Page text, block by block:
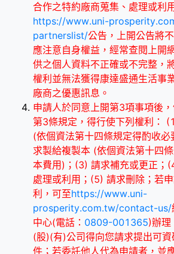
合作之特約廠商蒐集、處理或利
https://www.uni-
partnerslist/公告，上開公告將
應注意自身權益，經常查閱上開
供之個人資料不正確或不完整，
權利並無法獲得康達盛通生活事
廠商之優惠訊息。
申請人於同意上開第3項事項後
第3條規定，得行使下列權利：
(依個資法第十四條規定得酌收
求製給複製本 (依個資法第十四
本費用)；(3) 請求補充或更正；
處理或利用；(5) 請求刪除；若
利，可至https://www.uni-
prosperity.com.tw/contact-us/
中心(電話： 0809-001365)辦理
(股)(有)公司得向您請求提出可
件；若委託他人代為申請者，並